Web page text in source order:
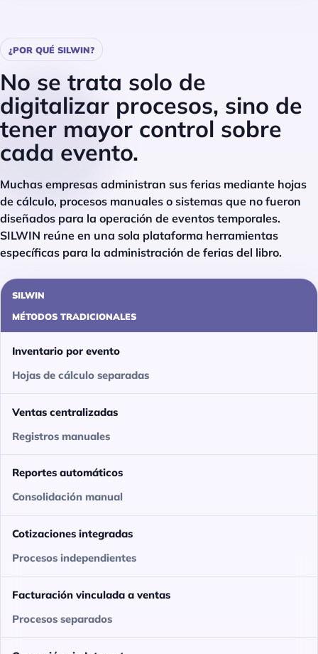
¿POR QUÉ SILWIN?
No se trata solo de
digitalizar procesos, sino de
tener mayor control sobre
cada evento.
Muchas empresas administran sus ferias mediante hojas
de cálculo, procesos manuales o sistemas que no fueron
diseñados para la operación de eventos temporales.
SILWIN reúne en una sola plataforma herramientas
específicas para la administración de ferias del libro.
SILWIN
MÉTODOS TRADICIONALES
Inventario por evento
Hojas de cálculo separadas
Ventas centralizadas
Registros manuales
Reportes automáticos
Consolidación manual
Cotizaciones integradas
Procesos independientes
Facturación vinculada a ventas
Procesos separados